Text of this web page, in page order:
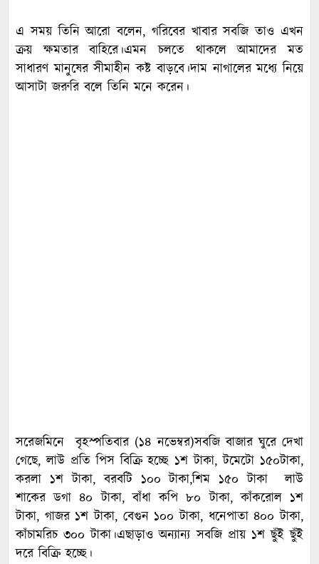
এ সময় তিনি আরো বলেন, গরিবের খাবার সবজি তাও এখন
ক্রয় ক্ষমতার বাহিরে।এমন চলতে থাকলে আমাদের মত
সাধারণ মানুষের সীমাহীন কষ্ট বাড়বে।দাম নাগালের মধ্যে নিয়ে
আসাটা জরুরি বলে তিনি মনে করেন।
সরেজমিনে বৃহস্পতিবার (১৪ নভেম্বর)সবজি বাজার ঘুরে দেখা
গেছে, লাউ প্রতি পিস বিক্রি হচ্ছে ১শ টাকা, টমেটো ১৫০টাকা,
করলা ১শ টাকা, বরবটি ১০০ টাকা,শিম ১৫০ টাকা লাউ
শাকের ডগা ৪০ টাকা, বাঁধা কপি ৮০ টাকা, কাঁকরোল ১শ
টাকা, গাজর ১শ টাকা, বেগুন ১০০ টাকা, ধনেপাতা ৪০০ টাকা,
কাঁচামরিচ ৩০০ টাকা।এছাড়াও অন্যান্য সবজি প্রায় ১শ ছুঁই ছুঁই
দরে বিক্রি হচ্ছে।